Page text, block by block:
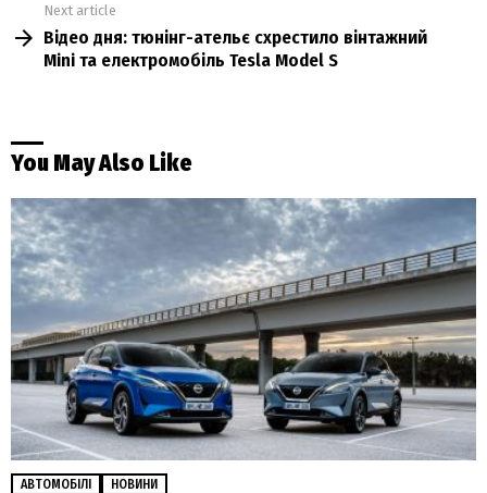
Next article
Відео дня: тюнінг-ательє схрестило вінтажний
Mini та електромобіль Tesla Model S
You May Also Like
АВТОМОБІЛІ НОВИНИ